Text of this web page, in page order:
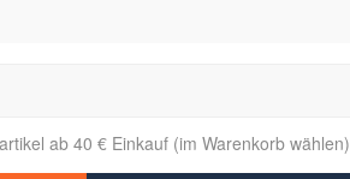
ab 40 € Einkauf (im Warenkorb wählen)